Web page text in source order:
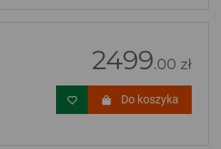
2499.00 zł
Do koszyka